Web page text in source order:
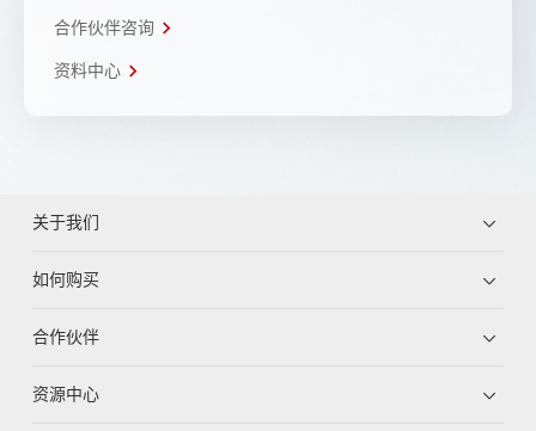
合作伙伴咨询
资料中心
关于我们
如何购买
合作伙伴
资源中心